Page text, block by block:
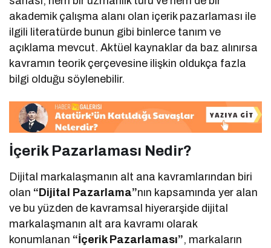
akademik çalışma alanı olan içerik pazarlaması ile
ilgili literatürde bunun gibi binlerce tanım ve
açıklama mevcut. Aktüel kaynaklar da baz alınırsa
kavramın teorik çerçevesine ilişkin oldukça fazla
bilgi olduğu söylenebilir.
İçerik Pazarlaması Nedir?
Dijital markalaşmanın alt ana kavramlarından biri
olan “Dijital Pazarlama”nın kapsamında yer alan
ve bu yüzden de kavramsal hiyerarşide dijital
markalaşmanın alt ara kavramı olarak
konumlanan “İçerik Pazarlaması”, markaların